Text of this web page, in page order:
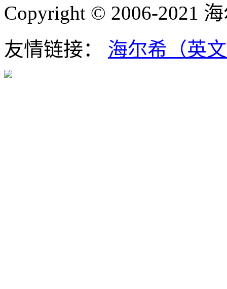
Copyright © 2006-2021
友情链接： 海尔希（英